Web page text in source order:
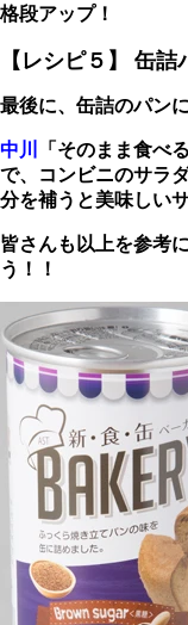
格段アップ！
【レシピ５】 缶詰
最後に、缶詰のパン
中川
「そのまま食べ
で、コンビニのサラ
分を補うと美味しい
皆さんも以上を参考
う！！